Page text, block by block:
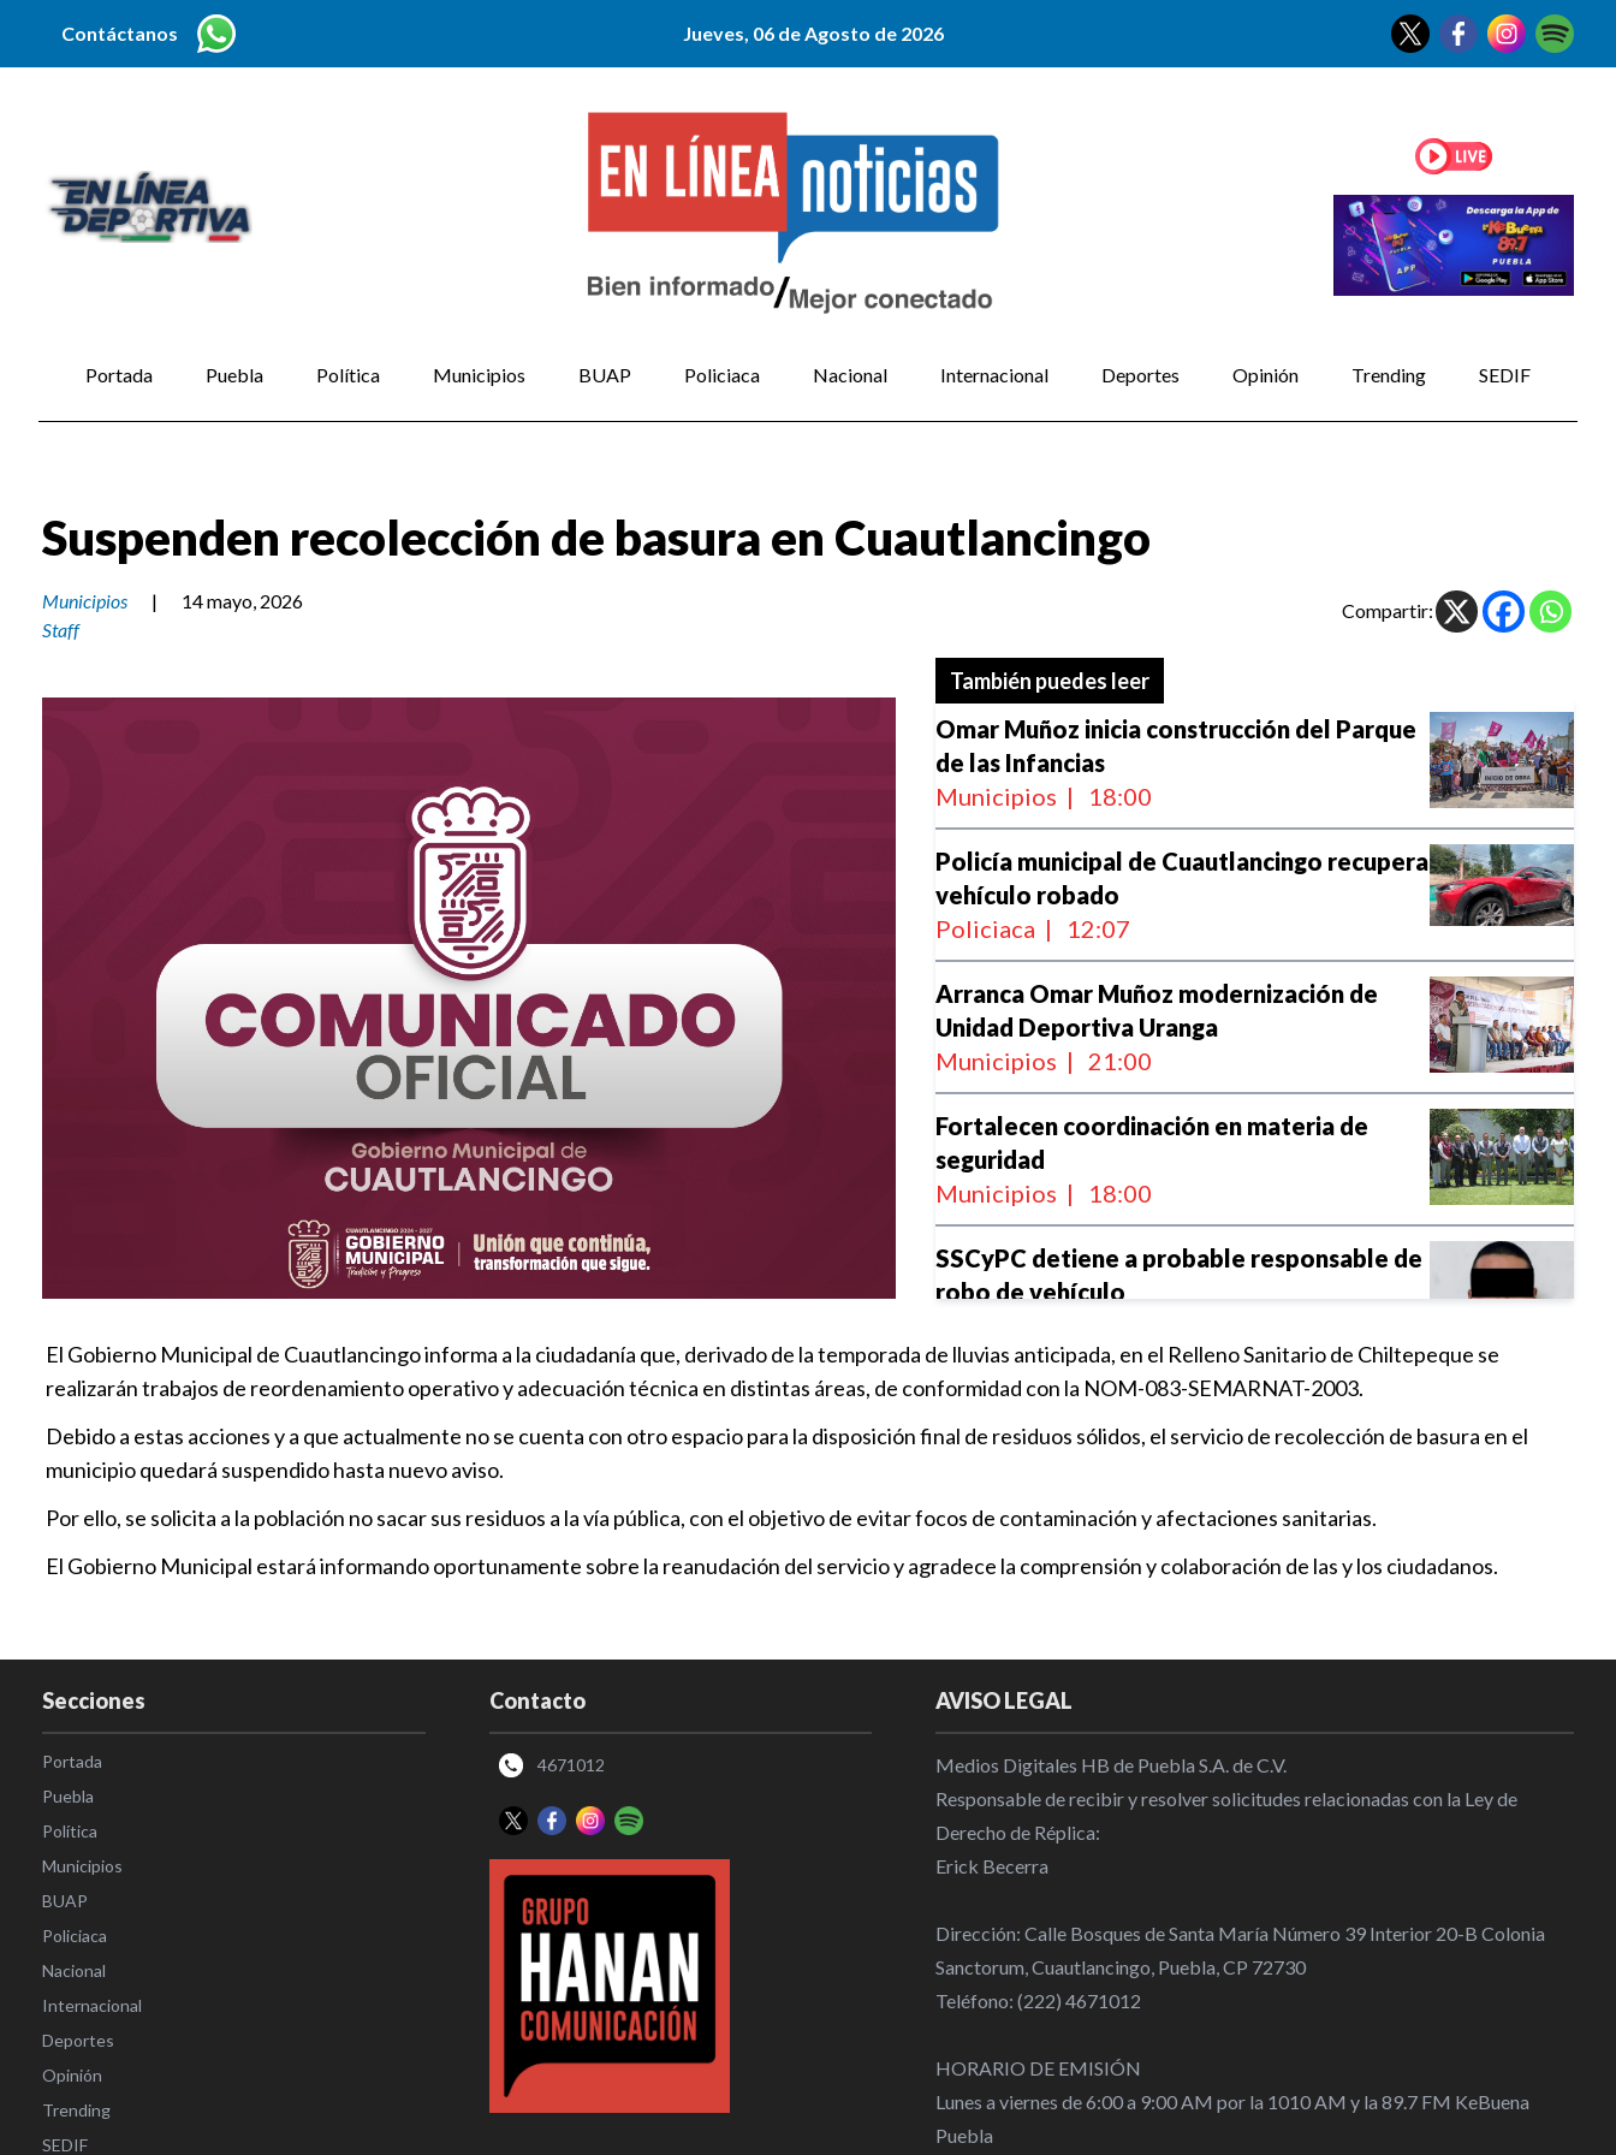
Contáctanos Jueves, 06 de Agosto de 2026
Portada Puebla Política Municipios BUAP Policiaca Nacional Internacional Deportes Opinión Trending SEDIF
Suspenden recolección de basura en Cuautlancingo
Municipios |
14 mayo, 2026
Staff
Compartir:
También puedes leer
Omar Muñoz inicia construcción del Parque
de las Infancias
Municipios | 18:00
Policía municipal de Cuautlancingo recupera
vehículo robado
Policiaca | 12:07
Arranca Omar Muñoz modernización de
Unidad Deportiva Uranga
Municipios | 21:00
Fortalecen coordinación en materia de
seguridad
Municipios | 18:00
SSCyPC detiene a probable responsable de
robo de vehículo
Omar Muñoz inicia construcción de Estancia
de Día
Omar Muñoz entrega 845 calentadores
solares más a familias
Tendrá Cuautlancingo parque temático de
dinosaurios
Municipios | 19:30
Buscará Cuautlancingo distintivo “Barrio
Mágico”
Municipios
Omar Muñoz inaugura Curso de Verano y
fortalece la infraestructura deportiva de
Cuautlancingo
El Gobierno Municipal de Cuautlancingo informa a la ciudadanía que, derivado de la temporada de lluvias anticipada, en el Relleno Sanitario de Chiltepeque se
realizarán trabajos de reordenamiento operativo y adecuación técnica en distintas áreas, de conformidad con la NOM-083-SEMARNAT-2003.
Debido a estas acciones y a que actualmente no se cuenta con otro espacio para la disposición final de residuos sólidos, el servicio de recolección de basura en el
municipio quedará suspendido hasta nuevo aviso.
Por ello, se solicita a la población no sacar sus residuos a la vía pública, con el objetivo de evitar focos de contaminación y afectaciones sanitarias.
El Gobierno Municipal estará informando oportunamente sobre la reanudación del servicio y agradece la comprensión y colaboración de las y los ciudadanos.
Secciones
Portada
Puebla
Política
Municipios
BUAP
Policiaca
Nacional
Internacional
Deportes
Opinión
Trending
SEDIF
Contacto
4671012
AVISO LEGAL
Medios Digitales HB de Puebla S.A. de C.V.
Responsable de recibir y resolver solicitudes relacionadas con la Ley de
Derecho de Réplica:
Erick Becerra
Dirección: Calle Bosques de Santa María Número 39 Interior 20-B Colonia
Sanctorum, Cuautlancingo, Puebla, CP 72730
Teléfono: (222) 4671012
HORARIO DE EMISIÓN
Lunes a viernes de 6:00 a 9:00 AM por la 1010 AM y la 89.7 FM KeBuena
Puebla